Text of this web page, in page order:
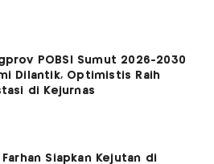
POBSI Sumut 2026-2030
Dilantik, Optimistis Raih
di Kejurnas
Siapkan Kejutan di